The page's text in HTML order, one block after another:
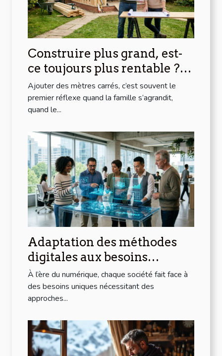
Construire plus grand, est-
ce toujours plus rentable ?
regards sur l’extension
Ajouter des mètres carrés, c’est souvent le
premier réflexe quand la famille s’agrandit,
quand le...
Adaptation des méthodes
digitales aux besoins
spécifiques de votre société
À l’ère du numérique, chaque société fait face à
des besoins uniques nécessitant des
approches...